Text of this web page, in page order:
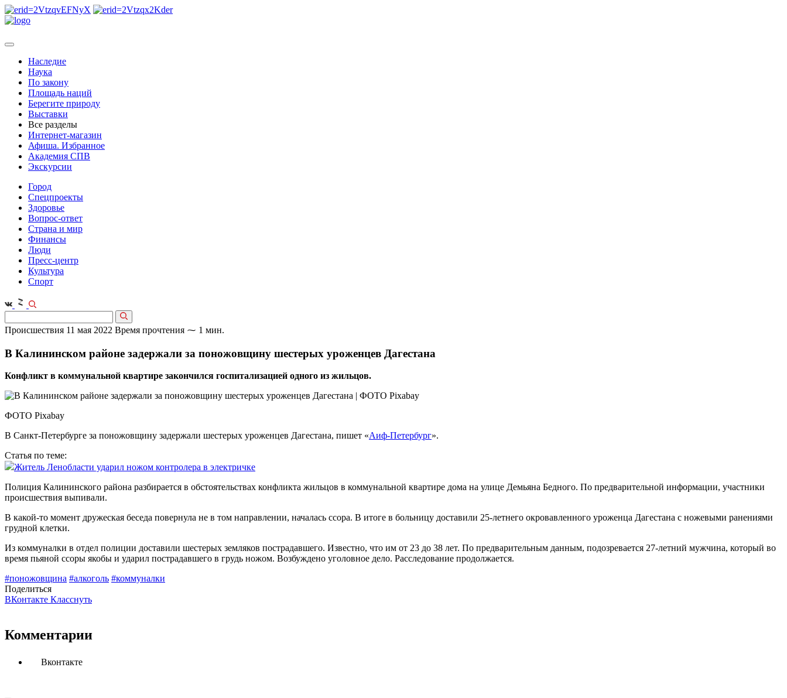
Наследие
Наука
По закону
Площадь наций
Берегите природу
Выставки
Все разделы
Интернет-магазин
Афиша. Избранное
Академия СПВ
Экскурсии
Город
Спецпроекты
Здоровье
Вопрос-ответ
Страна и мир
Финансы
Люди
Пресс-центр
Культура
Спорт
Происшествия 11 мая 2022 Время прочтения ⁓ 1 мин.
В Калининском районе задержали за поножовщину шестерых уроженцев Дагестана
Конфликт в коммунальной квартире закончился госпитализацией одного из жильцов.
ФОТО Pixabay
В Санкт-Петербурге за поножовщину задержали шестерых уроженцев Дагестана, пишет «Аиф-Петербург».
Статья по теме:
Житель Ленобласти ударил ножом контролера в электричке
Полиция Калининского района разбирается в обстоятельствах конфликта жильцов в коммунальной квартире дома на улице Демьяна Бедного. По предварительной информации, участники
происшествия выпивали.
В какой-то момент дружеская беседа повернула не в том направлении, началась ссора. В итоге в больницу доставили 25-летнего окровавленного уроженца Дагестана с ножевыми ранениями
грудной клетки.
Из коммуналки в отдел полиции доставили шестерых земляков пострадавшего. Известно, что им от 23 до 38 лет. По предварительным данным, подозревается 27-летний мужчина, который во
время пьяной ссоры якобы и ударил пострадавшего в грудь ножом. Возбуждено уголовное дело. Расследование продолжается.
#поножовщина #алкоголь #коммуналки
Поделиться
ВКонтакте Класснуть
Комментарии
Вконтакте